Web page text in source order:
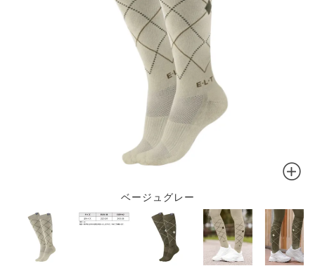
ベージュグレー